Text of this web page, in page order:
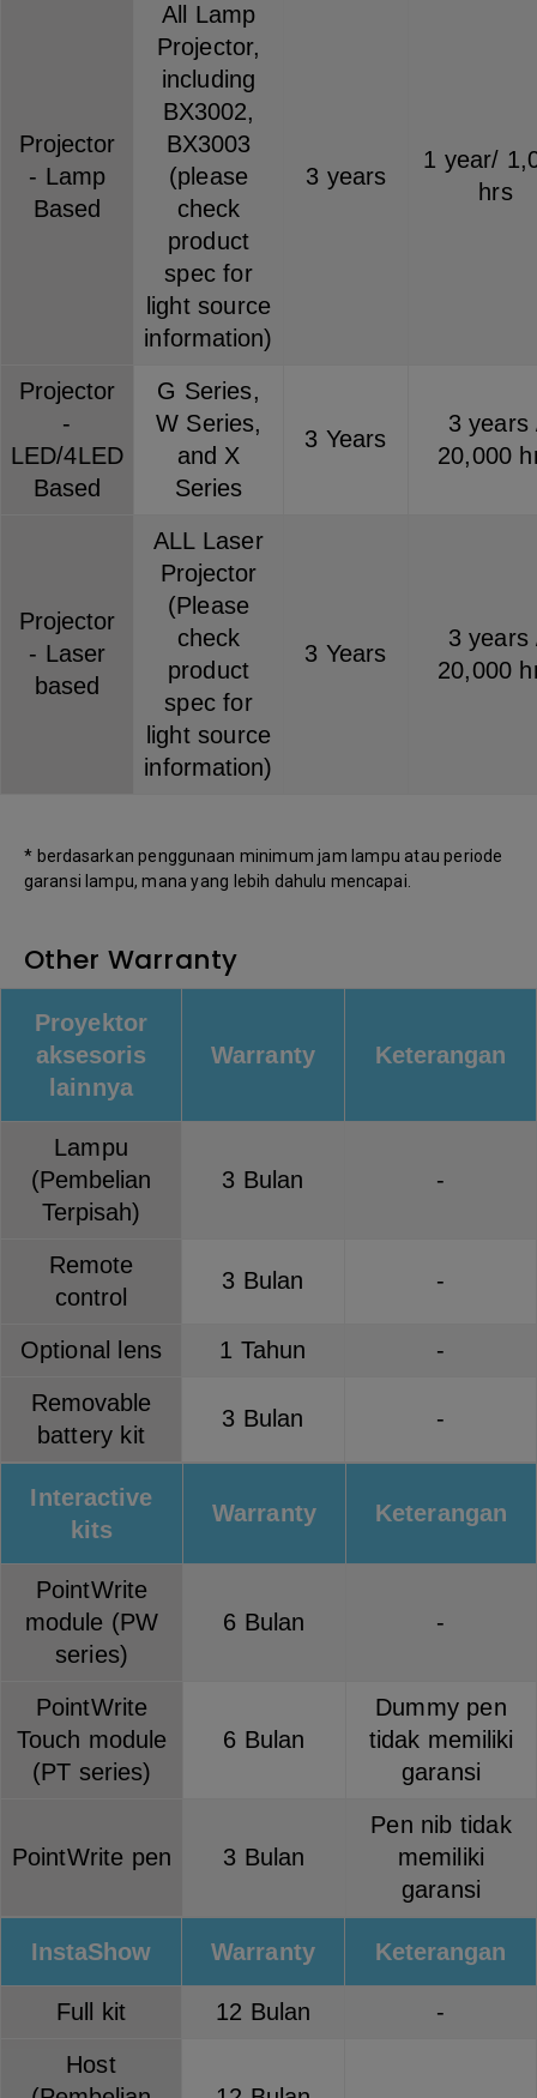
Projector
- Lamp
Based
All Lamp
Projector,
including
BX3002,
BX3003
(please
check
product
spec for
light source
information)
3 years
1 year/
hrs
Projector
-
LED/4LED
Based
G Series,
W Series,
and X
Series
3 Years
3 years
20,000
Projector
- Laser
based
ALL Laser
Projector
(Please
check
product
spec for
light source
information)
3 Years
3 years
20,000
* berdasarkan penggunaan minimum jam lampu atau periode
garansi lampu, mana yang lebih dahulu mencapai.
Other Warranty
Proyektor
aksesoris
lainnya
Warranty Keterangan
Lampu
(Pembelian
Terpisah)
3 Bulan -
Remote
control
3 Bulan -
Optional lens 1 Tahun
-
Removable
battery kit
3 Bulan -
Interactive
kits
Warranty Keterangan
PointWrite
module (PW
series)
6 Bulan -
PointWrite
Touch module
(PT series)
6 Bulan
Dummy pen
tidak memiliki
garansi
PointWrite pen 3 Bulan
Pen nib tidak
memiliki
garansi
InstaShow Warranty Keterangan
Full kit 12 Bulan
-
Host